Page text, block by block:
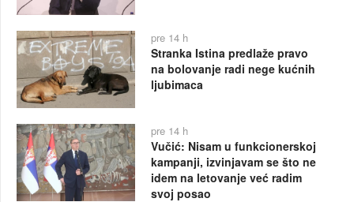
pre 14 h
Stranka Istina predlaže pravo
na bolovanje radi nege kućnih
ljubimaca
pre 14 h
Vučić: Nisam u funkcionerskoj
kampanji, izvinjavam se što ne
idem na letovanje već radim
svoj posao